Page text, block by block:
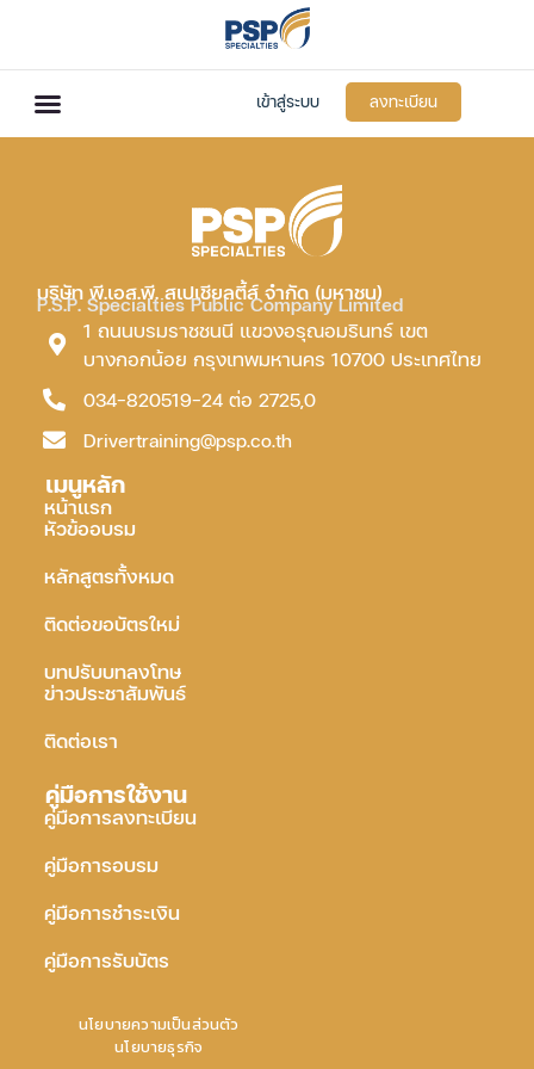
เข้าสู่ระบบ ลงทะเบียน
บริษัท พี.เอส.พี. สเปเชียลตี้ส์ จำกัด (มหาชน)
P.S.P. Specialties Public Company Limited
1 ถนนบรมราชชนนี แขวงอรุณอมรินทร์ เขต
บางกอกน้อย กรุงเทพมหานคร 10700 ประเทศไทย
034-820519-24 ต่อ 2725,0
Drivertraining@psp.co.th
เมนูหลัก
หน้าแรก
หัวข้ออบรม
หลักสูตรทั้งหมด
ติดต่อขอบัตรใหม่
บทปรับบทลงโทษ
ข่าวประชาสัมพันธ์
ติดต่อเรา
คู่มือการใช้งาน
คู่มือการลงทะเบียน
คู่มือการอบรม
คู่มือการชำระเงิน
คู่มือการรับบัตร
นโยบายความเป็นส่วนตัว
นโยบายธุรกิจ